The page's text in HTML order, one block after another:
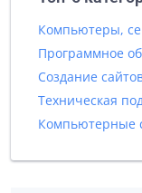
Программное
Создание
Компьютерные